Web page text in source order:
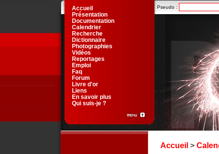
Accueil >
Pseudo :
Accueil
Présentation
Documentation
Calendrier
Recherche
Dictionnaire
Photographies
Vidéos
Reportages
Emploi
Faq
Forum
Livre d'or
Liens
En savoir plus
Qui suis-je ?